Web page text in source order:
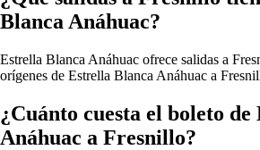
Blanca Anáhuac?
Estrella Blanca Anáhuac ofrece salidas a
orígenes de Estrella Blanca Anáhuac a
¿Cuánto cuesta el boleto
Anáhuac a Fresnillo?